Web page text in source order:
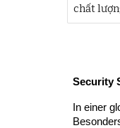
chất
Security
In einer